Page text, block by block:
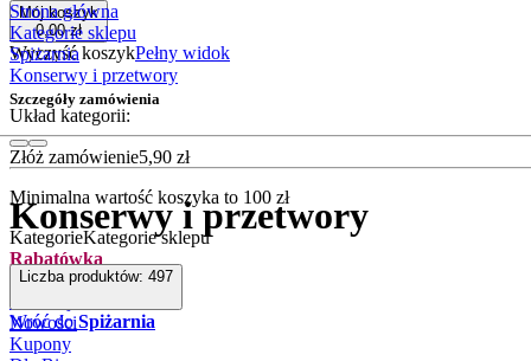
Mój koszyk
0,00 zł
Wyczyść koszykPełny widok
Szczegóły zamówienia
Złóż zamówienie5,90 zł
Minimalna wartość koszyka to 100 zł
KategorieKategorie sklepu
Rabatówka
Outlet
Nowości
Kupony
Strona główna
Kategorie sklepu
Spiżarnia
Konserwy i przetwory
Układ kategorii:
Konserwy i przetwory
Liczba produktów: 497
Wróć doSpiżarnia